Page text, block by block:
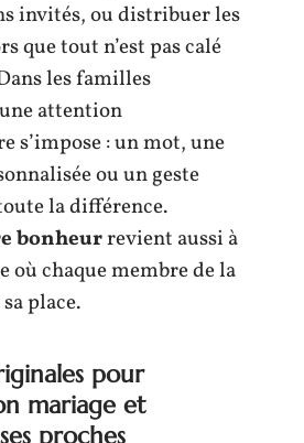
invités, ou distribuer les
que tout n’est pas calé
les familles
attention
s’impose : un mot, une
ou un geste
la différence.
bonheurrevient aussi à
où chaque membre de la
place.
pour
mariage et
proches